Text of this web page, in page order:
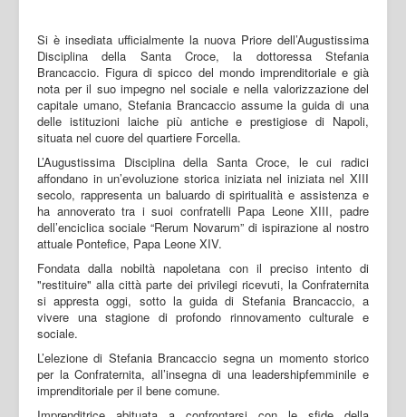
Si è insediata ufficialmente la nuova Priore dell’Augustissima
Disciplina della Santa Croce, la dottoressa Stefania
Brancaccio. Figura di spicco del mondo imprenditoriale e già
nota per il suo impegno nel sociale e nella valorizzazione del
capitale umano, Stefania Brancaccio assume la guida di una
delle istituzioni laiche più antiche e prestigiose di Napoli,
situata nel cuore del quartiere Forcella.
L’Augustissima Disciplina della Santa Croce, le cui radici
affondano in un’evoluzione storica iniziata nel iniziata nel XIII
secolo, rappresenta un baluardo di spiritualità e assistenza e
ha annoverato tra i suoi confratelli Papa Leone XIII, padre
dell’enciclica sociale “Rerum Novarum” di ispirazione al nostro
attuale Pontefice, Papa Leone XIV.
Fondata dalla nobiltà napoletana con il preciso intento di
"restituire" alla città parte dei privilegi ricevuti, la Confraternita
si appresta oggi, sotto la guida di Stefania Brancaccio, a
vivere una stagione di profondo rinnovamento culturale e
sociale.
L’elezione di Stefania Brancaccio segna un momento storico
per la Confraternita, all’insegna di una leadershipfemminile e
imprenditoriale per il bene comune.